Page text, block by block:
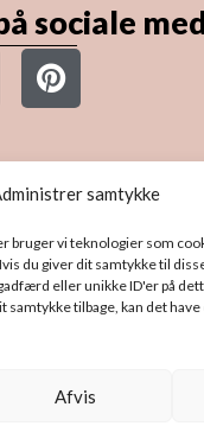
samtykke
bruger vi teknologier som
du giver dit samtykke til
eller unikke ID'er på
tilbage, kan det have
Afvis
sociale
P
i
e
r
e
s
t